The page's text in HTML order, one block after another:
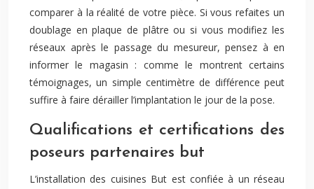
comparer à la réalité de votre pièce. Si vous refaites un
doublage en plaque de plâtre ou si vous modifiez les
réseaux après le passage du mesureur, pensez à en
informer le magasin : comme le montrent certains
témoignages, un simple centimètre de différence peut
suffire à faire dérailler l’implantation le jour de la pose.
Qualifications et certifications des
poseurs partenaires but
L’installation des cuisines But est confiée à un réseau